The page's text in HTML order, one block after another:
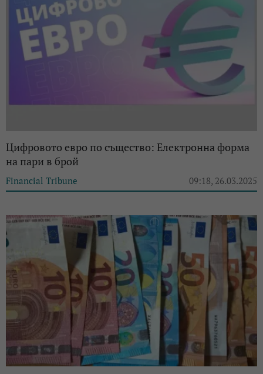
Цифровото евро по същество: Електронна форма
на пари в брой
Financial Tribune 09:18, 26.03.2025